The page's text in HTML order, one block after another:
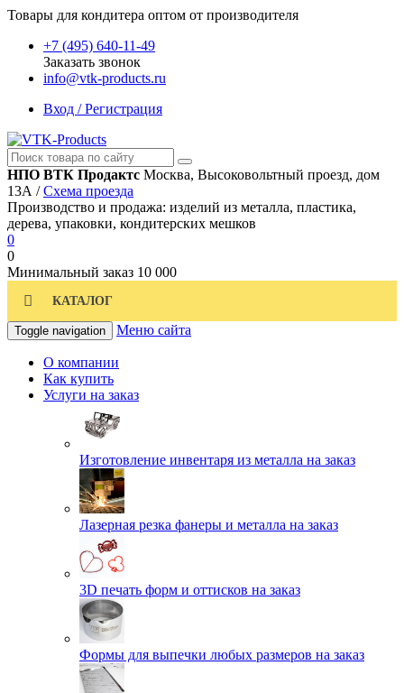
Товары для кондитера оптом от производителя
+7 (495) 640-11-49
Заказать звонок
info@vtk-products.ru
Вход / Регистрация
НПО ВТК Продактс Москва, Высоковольтный проезд, дом
13А /Схема проезда
Производство и продажа: изделий из металла, пластика,
дерева, упаковки, кондитерских мешков
0
0
Минимальный заказ 10 000
КАТАЛОГ
Toggle navigation Меню сайта
О компании
Как купить
Услуги на заказ
Изготовление инвентаря из металла на заказ
Лазерная резка фанеры и металла на заказ
3D печать форм и оттисков на заказ
Формы для выпечки любых размеров на заказ